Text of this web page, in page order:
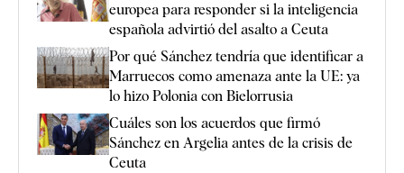
europea para responder si la inteligencia
española advirtió del asalto a Ceuta
Por qué Sánchez tendría que identificar a
Marruecos como amenaza ante la UE: ya
lo hizo Polonia con Bielorrusia
Cuáles son los acuerdos que firmó
Sánchez en Argelia antes de la crisis de
Ceuta